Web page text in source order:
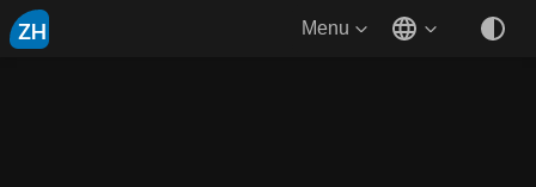
ZH Menu